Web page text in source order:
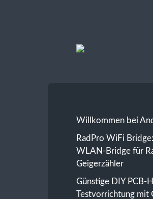
Willkommen bei
RadPro WiFi
WLAN-Bridge für
Geigerzähler
Günstige DIY PCB-
Testvorrichtung mit